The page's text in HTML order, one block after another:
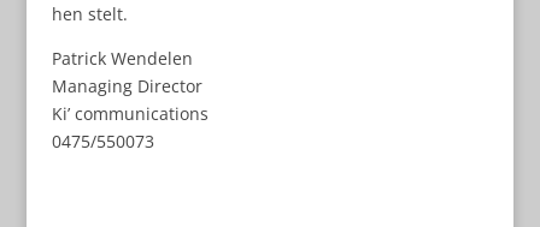
hen stelt.
Patrick Wendelen
Managing Director
Ki’ communications
0475/550073